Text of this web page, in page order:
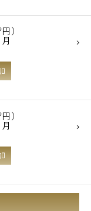
）
）